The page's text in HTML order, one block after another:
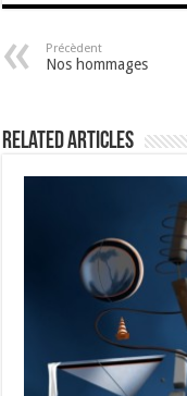
Précèdent
Nos hommages
Related Articles